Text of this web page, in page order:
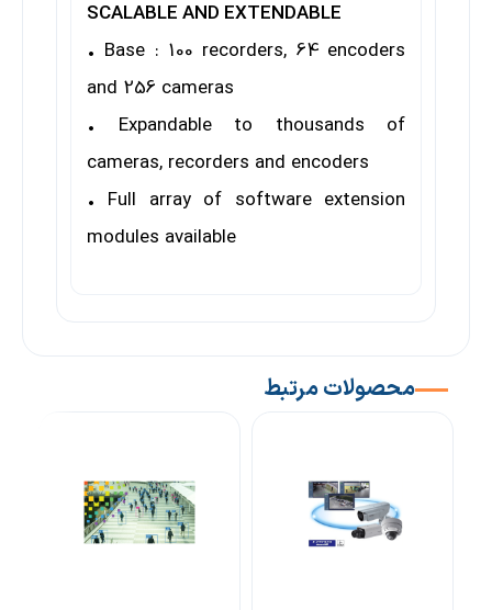
SCALABLE AND EXTENDABLE
• Base : 100 recorders, 64 encoders
and 256 cameras
• Expandable to thousands of
cameras, recorders and encoders
• Full array of software extension
modules available
محصولات مرتبط